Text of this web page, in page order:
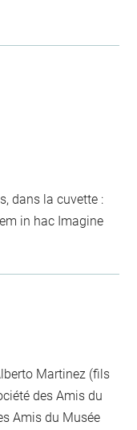
dans la cuvette :
in hac Imagine
Martinez (fils
des Amis du
Amis du Musée